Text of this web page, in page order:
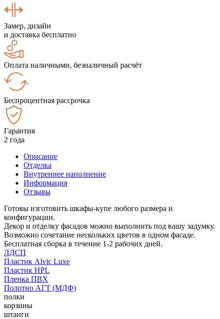
Замер, дизайн
и доставка бесплатно
Оплата наличными, безналичный расчёт
Беспроцентная рассрочка
Гарантия
2 года
Описание
Отделка
Внутреннее наполнение
Информация
Отзывы
Готовы изготовить шкафы-купе любого размера и
конфигурации.
Декор и отделку фасадов можно выполнить под вашу задумку.
Возможно сочетание нескольких цветов в одном фасаде.
Бесплатная сборка в течение 1-2 рабочих дней.
ЛДСП
Пластик Alvic Luxe
Пластик HPL
Пленка ПВХ
Полотно АГТ (МДФ)
полки
корзины
штанги